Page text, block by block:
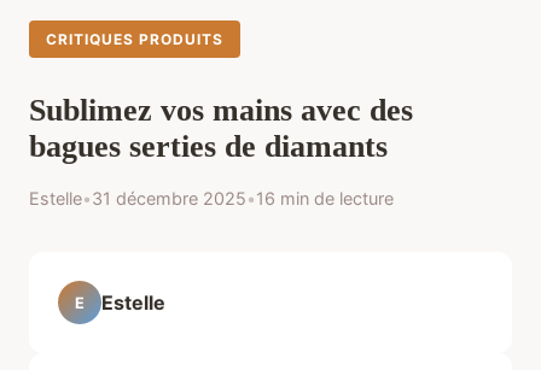
CRITIQUES PRODUITS
Sublimez vos mains avec des
bagues serties de diamants
Estelle•31 décembre 2025•16 min de lecture
E Estelle